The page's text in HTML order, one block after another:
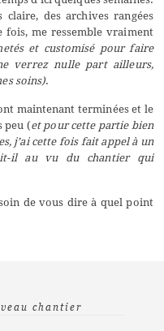
des archives rangées
fois, me ressemble vraiment
et customisé pour faire
verrez nulle part ailleurs,
soins).
maintenant terminées et le
peu (et pour cette partie bien
j’ai cette fois fait appel à un
il au vu du chantier qui
de vous dire à quel point
chantier